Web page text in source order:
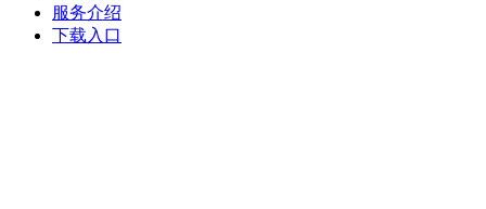
服务介绍
下载入口